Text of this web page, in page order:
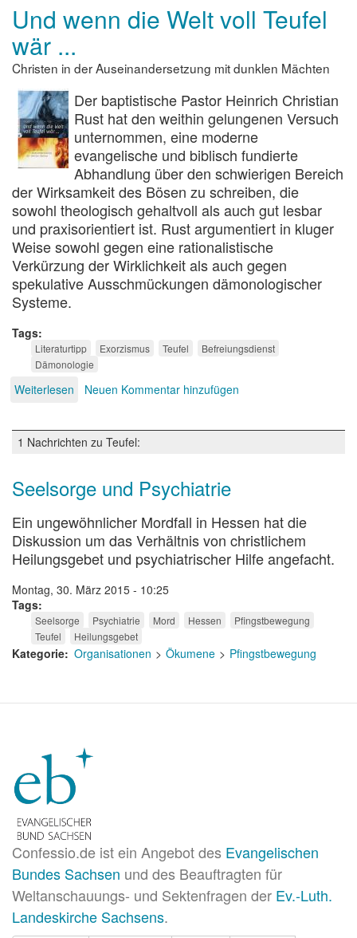
Und wenn die Welt voll Teufel
wär ...
Christen in der Auseinandersetzung mit dunklen Mächten
Der baptistische Pastor Heinrich Christian
Rust hat den weithin gelungenen Versuch
unternommen, eine moderne
evangelische und biblisch fundierte
Abhandlung über den schwierigen Bereich
der Wirksamkeit des Bösen zu schreiben, die
sowohl theologisch gehaltvoll als auch gut lesbar
und praxisorientiert ist. Rust argumentiert in kluger
Weise sowohl gegen eine rationalistische
Verkürzung der Wirklichkeit als auch gegen
spekulative Ausschmückungen dämonologischer
Systeme.
Tags
Literaturtipp Exorzismus Teufel
Befreiungsdienst
Dämonologie
Weiterlesen über
die
Welt
wär
Neuen Kommentar hinzufügen
1 Nachrichten zu Teufel:
Seelsorge und Psychiatrie
Ein ungewöhnlicher Mordfall in Hessen hat die
Diskussion um das Verhältnis von christlichem
Heilungsgebet und psychiatrischer Hilfe angefacht.
Montag, 30. März 2015 - 10:25
Tags
Seelsorge Psychiatrie Mord Hessen
Pfingstbewegung
Teufel
Heilungsgebet
Kategorie Organisationen Ökumene Pfingstbewegung
Confessio.de ist ein Angebot des Evangelischen
Bundes Sachsen und des Beauftragten für
Weltanschauungs- und Sektenfragen der Ev.-Luth.
Landeskirche Sachsens.